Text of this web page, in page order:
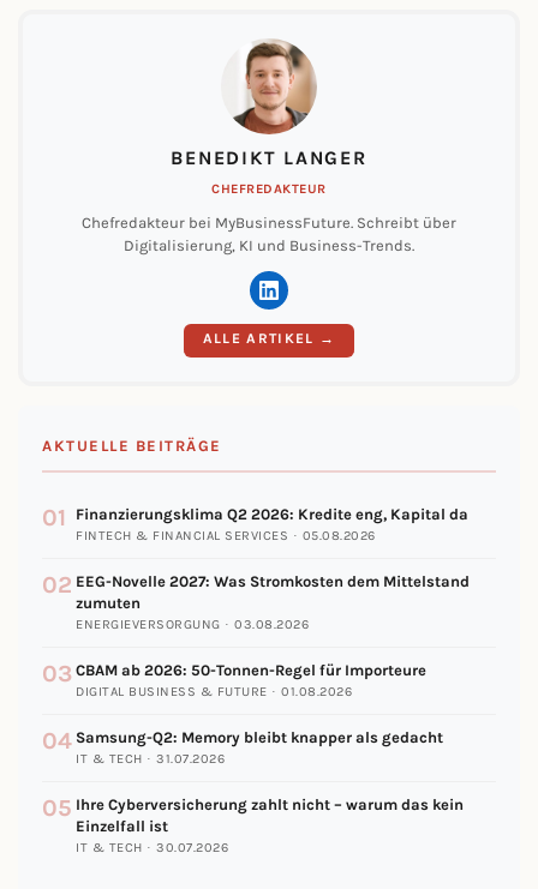
BENEDIKT LANGER
CHEFREDAKTEUR
Chefredakteur bei MyBusinessFuture. Schreibt über
Digitalisierung, KI und Business-Trends.
ALLE ARTIKEL →
AKTUELLE BEITRÄGE
01 Finanzierungsklima Q2 2026: Kredite eng, Kapital da
FINTECH & FINANCIAL SERVICES · 05.08.2026
02 EEG-Novelle 2027: Was Stromkosten dem Mittelstand
zumuten
ENERGIEVERSORGUNG · 03.08.2026
03 CBAM ab 2026: 50-Tonnen-Regel für Importeure
DIGITAL BUSINESS & FUTURE · 01.08.2026
04 Samsung-Q2: Memory bleibt knapper als gedacht
IT & TECH · 31.07.2026
05 Ihre Cyberversicherung zahlt nicht – warum das kein
Einzelfall ist
IT & TECH · 30.07.2026